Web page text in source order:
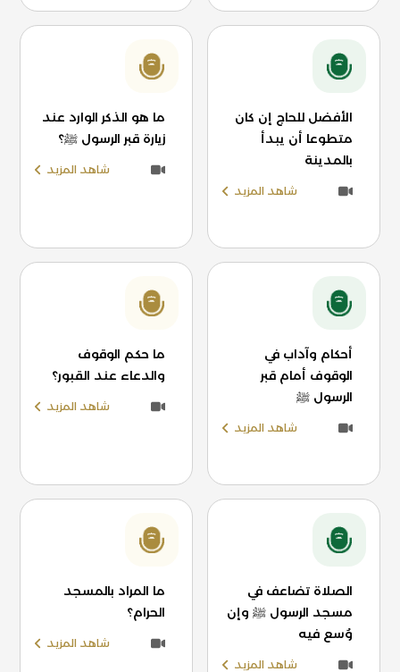
الأفضل للحاج إن كان
متطوعا أن يبدأ
بالمدينة
شاهد المزيد
ما هو الذكر الوارد عند
زيارة قبر الرسول ﷺ؟
شاهد المزيد
أحكام وآداب في
الوقوف أمام قبر
الرسول ﷺ
شاهد المزيد
ما حكم الوقوف
والدعاء عند القبور؟
شاهد المزيد
الصلاة تضاعف في
مسجد الرسول ﷺ وإن
وُسع فيه
شاهد المزيد
ما المراد بالمسجد
الحرام؟
شاهد المزيد